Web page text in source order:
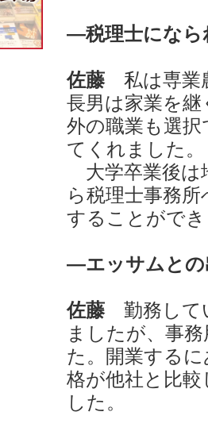
―税理士になら
佐藤 私は専業
長男は家業を
外の職業も選
てくれました。
大学卒業後は
ら税理士事務
することがで
―エッサムとの
佐藤 勤務して
ましたが、事
た。開業する
格が他社と比
した。